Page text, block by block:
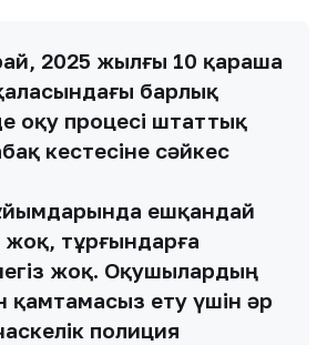
2025 жылғы 10 қараша
барлық
оқу процесі штаттық
кестесіне сәйкес
ешқандай
жоқ, тұрғындарға
жоқ. Оқушылардың
қамтамасыз ету үшін әр
полиция